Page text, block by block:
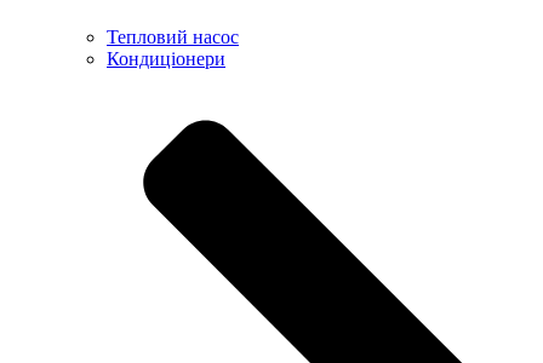
Тепловий насос
Кондиціонери